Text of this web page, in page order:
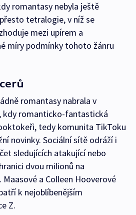
romantasy nebyla ještě
tetralogie, v níž se
mezi upírem a
míry podmínky tohoto žánru
romantasy nabrala v
kdy romanticko-fantastická
tedy komunita TikToku
novinky. Sociální sítě odráží i
sledujících atakující nebo
dvou milionů na
Maasové a Colleen Hooverové
k nejoblíbenějším
Z.